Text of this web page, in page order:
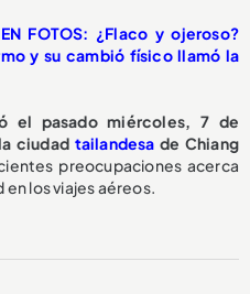
EN FOTOS: ¿Flaco y ojeroso?
y su cambió físico llamó la
el pasado miércoles, 7 de
ciudad tailandesa de Chiang
preocupaciones acerca
en los viajes aéreos.